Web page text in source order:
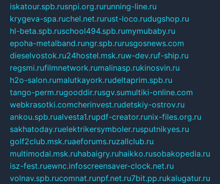
iskatour.spb.rusnpi.org.rurunning-line.ru
krygeva-spa.ruchel.net.rurust-loco.rudugshop.ru
hl-beta.spb.ruschool494.spb.rumymubaby.ru
epoha-metalband.rungr.spb.rurusgosnews.com
dieselvostok.ru24hostel.msk.ruw-dev.ruf-ship.ru
regsmi.rufilmnetwork.rumalinasp.rukinosvin.ru
h2o-salon.rumalutkayork.rudeltaprim.spb.ru
tango-perm.rugooddir.rusgv.sumultiki-online.com
webkrasotki.comcherinvest.rudetskiy-ostrov.ru
ankou.spb.rualvesta1.rupdf-creator.runix-files.org.ru
sakhatoday.ruelektrikersymboler.rusputnikyes.ru
golf2club.msk.ruaeforums.ruzallclub.ru
multimodal.msk.ruhabaigry.ruhaikko.rusobakopedia.ru
isz-fest.ruewnc.infoscreensaver-clock.net.ru
volnav.spb.rucomnat.runpf.net.ru7bit.pp.rukalugatur.ru